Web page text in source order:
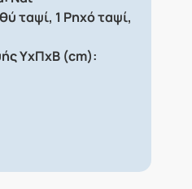
ταψί, 1 Ρηχό ταψί,
ΥxΠxΒ (cm):